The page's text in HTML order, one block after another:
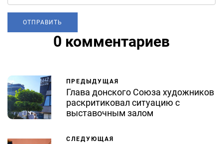
0 комментариев
ПРЕДЫДУЩАЯ
Глава донского Союза художников
раскритиковал ситуацию с
выставочным залом
СЛЕДУЮЩАЯ